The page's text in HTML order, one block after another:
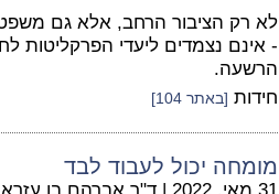
לא רק הציבור הרחב, אלא גם
- אינם נצמדים ליעדי הפרקליטות
הרשעה.
חידות [באתר 104]
מומחה יכול לעבוד לבד